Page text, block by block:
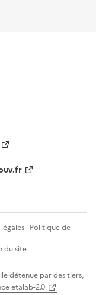
Politique de
du site
détenue par des tiers,
etalab-2.0